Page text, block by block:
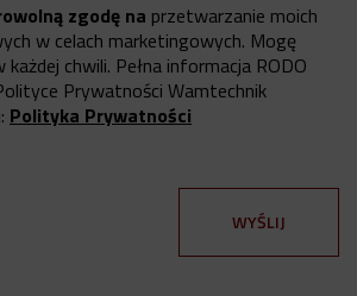
zgodę na przetwarzanie moich
w celach marketingowych. Mogę
chwili. Pełna informacja RODO
Prywatności Wamtechnik
Polityka Prywatności